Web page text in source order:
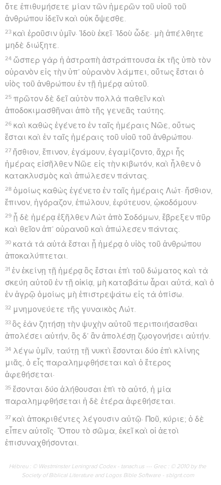
ὅτε ἐπιθυμήσετε μίαν τῶν ἡμερῶν τοῦ υἱοῦ τοῦ
ἀνθρώπου ἰδεῖν καὶ οὐκ ὄψεσθε.
23 καὶ ἐροῦσιν ὑμῖν· Ἰδοὺ ἐκεῖ· Ἰδοὺ ὧδε· μὴ ἀπέλθητε
μηδὲ διώξητε.
24 ὥσπερ γὰρ ἡ ἀστραπὴ ἀστράπτουσα ἐκ τῆς ὑπὸ τὸν
οὐρανὸν εἰς τὴν ὑπ’ οὐρανὸν λάμπει, οὕτως ἔσται ὁ
υἱὸς τοῦ ἀνθρώπου ἐν τῇ ἡμέρᾳ αὐτοῦ.
25 πρῶτον δὲ δεῖ αὐτὸν πολλὰ παθεῖν καὶ
ἀποδοκιμασθῆναι ἀπὸ τῆς γενεᾶς ταύτης.
26 καὶ καθὼς ἐγένετο ἐν ταῖς ἡμέραις Νῶε, οὕτως
ἔσται καὶ ἐν ταῖς ἡμέραις τοῦ υἱοῦ τοῦ ἀνθρώπου·
27 ἤσθιον, ἔπινον, ἐγάμουν, ἐγαμίζοντο, ἄχρι ἧς
ἡμέρας εἰσῆλθεν Νῶε εἰς τὴν κιβωτόν, καὶ ἦλθεν ὁ
κατακλυσμὸς καὶ ἀπώλεσεν πάντας.
28 ὁμοίως καθὼς ἐγένετο ἐν ταῖς ἡμέραις Λώτ· ἤσθιον,
ἔπινον, ἠγόραζον, ἐπώλουν, ἐφύτευον, ᾠκοδόμουν·
29 ᾗ δὲ ἡμέρᾳ ἐξῆλθεν Λὼτ ἀπὸ Σοδόμων, ἔβρεξεν πῦρ
καὶ θεῖον ἀπ’ οὐρανοῦ καὶ ἀπώλεσεν πάντας.
30 κατὰ τὰ αὐτὰ ἔσται ᾗ ἡμέρᾳ ὁ υἱὸς τοῦ ἀνθρώπου
ἀποκαλύπτεται.
31 ἐν ἐκείνῃ τῇ ἡμέρᾳ ὃς ἔσται ἐπὶ τοῦ δώματος καὶ τὰ
σκεύη αὐτοῦ ἐν τῇ οἰκίᾳ, μὴ καταβάτω ἆραι αὐτά, καὶ ὁ
ἐν ἀγρῷ ὁμοίως μὴ ἐπιστρεψάτω εἰς τὰ ὀπίσω.
32 μνημονεύετε τῆς γυναικὸς Λώτ.
33 ὃς ἐὰν ζητήσῃ τὴν ψυχὴν αὐτοῦ περιποιήσασθαι
ἀπολέσει αὐτήν, ὃς δ’ ἂν ἀπολέσῃ ζῳογονήσει αὐτήν.
34 λέγω ὑμῖν, ταύτῃ τῇ νυκτὶ ἔσονται δύο ἐπὶ κλίνης
μιᾶς, ὁ εἷς παραλημφθήσεται καὶ ὁ ἕτερος
ἀφεθήσεται·
35 ἔσονται δύο ἀλήθουσαι ἐπὶ τὸ αὐτό, ἡ μία
παραλημφθήσεται ἡ δὲ ἑτέρα ἀφεθήσεται.
37 καὶ ἀποκριθέντες λέγουσιν αὐτῷ· Ποῦ, κύριε; ὁ δὲ
εἶπεν αὐτοῖς· Ὅπου τὸ σῶμα, ἐκεῖ καὶ οἱ ἀετοὶ
ἐπισυναχθήσονται.
Hébreu : © Westminster Leningrad Codex - tanach.us --- Grec : © 2010 by the
Society of Biblical Literature and Logos Bible Software - sblgnt.com